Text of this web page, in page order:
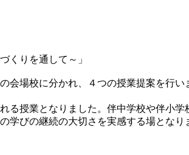
りを通して～」
会場校に分かれ、４つの授業提案を行
る授業となりました。伴中学校や伴小
学びの継続の大切さを実感する場となり